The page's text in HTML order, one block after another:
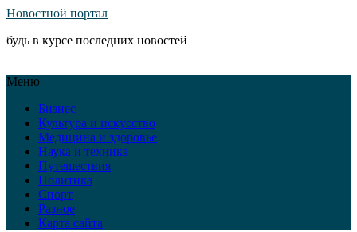
Новостной портал
будь в курсе последних новостей
Меню
Бизнес
Культура и искусство
Медицина и здоровье
Наука и техника
Путешествия
Политика
Спорт
Разное
Карта сайта